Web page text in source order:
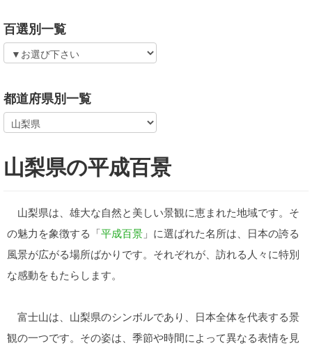
百選別一覧
都道府県別一覧
山梨県の平成百景
山梨県は、雄大な自然と美しい景観に恵まれた地域です。そ
の魅力を象徴する「平成百景 」に選ばれた名所は、日本の誇る
風景が広がる場所ばかりです。それぞれが、訪れる人々に特別
な感動をもたらします。
富士山は、山梨県のシンボルであり、日本全体を代表する景
観の一つです。その姿は、季節や時間によって異なる表情を見